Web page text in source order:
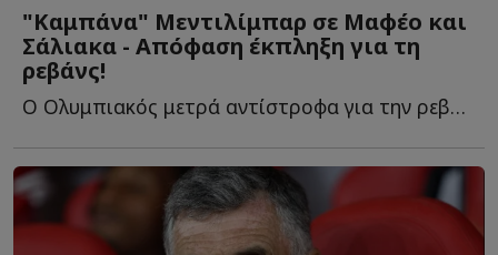
"Καμπάνα" Μεντιλίμπαρ σε Μαφέο και
Σάλιακα - Απόφαση έκπληξη για τη
ρεβάνς!
Ο Ολυμπιακός μετρά αντίστροφα για την ρεβάνς με τη Ν...